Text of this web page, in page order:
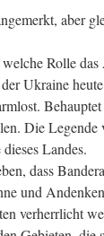
aber
Rolle
Ukraine
Die
Landes.
dass
und
verherrlicht